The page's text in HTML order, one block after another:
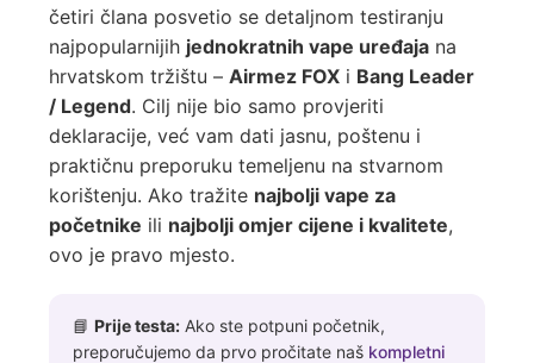
četiri člana posvetio se detaljnom testiranju
najpopularnijih jednokratnih vape uređaja na
hrvatskom tržištu – Airmez FOX i Bang Leader
/ Legend. Cilj nije bio samo provjeriti
deklaracije, već vam dati jasnu, poštenu i
praktičnu preporuku temeljenu na stvarnom
korištenju. Ako tražite najbolji vape za
početnike ili najbolji omjer cijene i kvalitete,
ovo je pravo mjesto.
📘 Prije testa: Ako ste potpuni početnik,
preporučujemo da prvo pročitate naš kompletni